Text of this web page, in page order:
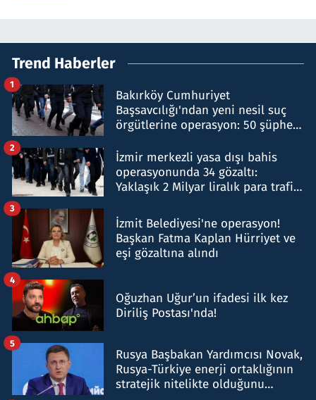
Trend Haberler
Bakırköy Cumhuriyet
Başsavcılığı'ndan yeni nesil suç
örgütlerine operasyon: 50 şüpheli
1
İzmir merkezli yasa dışı bahis
operasyonunda 34 gözaltı:
Yaklaşık 2 Milyar liralık para trafiği
2
İzmit Belediyesi'ne operasyon!
Başkan Fatma Kaplan Hürriyet ve
eşi gözaltına alındı
3
Oğuzhan Uğur’un ifadesi ilk kez
Diriliş Postası'nda!
4
Rusya Başbakan Yardımcısı Novak,
Rusya-Türkiye enerji ortaklığının
stratejik nitelikte olduğunu
5